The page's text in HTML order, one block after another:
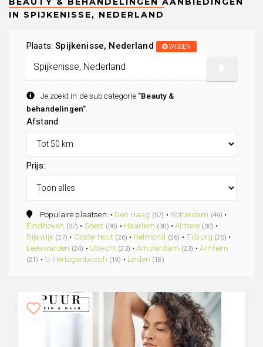
Plaats:Spijkenisse, Nederland WISSEN
Je zoekt in de subcategorie "Beauty &
behandelingen"
Afstand:
Prijs:
Populaire plaatsen: • Den Haag (57) • Rotterdam (49) •
Eindhoven (37) • Soest (30) • Haarlem (30) •Almere (30) •
Rijswijk (27) • Oosterhout (26) • Helmond (26) • Tilburg (25) •
Leeuwarden (24) • Utrecht (23) •Amsterdam (23) •Arnhem
(21) • 's-Hertogenbosch (19) • Leiden (18)